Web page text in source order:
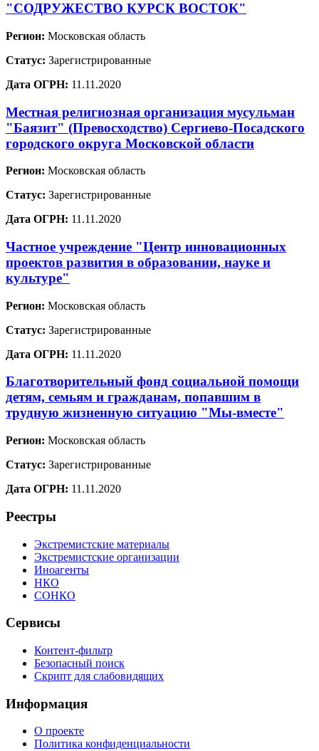
"СОДРУЖЕСТВО КУРСК ВОСТОК"
Регион: Московская область
Статус: Зарегистрированные
Дата ОГРН: 11.11.2020
Местная религиозная организация мусульман
"Баязит" (Превосходство) Сергиево-Посадского
городского округа Московской области
Регион: Московская область
Статус: Зарегистрированные
Дата ОГРН: 11.11.2020
Частное учреждение "Центр инновационных
проектов развития в образовании, науке и
культуре"
Регион: Московская область
Статус: Зарегистрированные
Дата ОГРН: 11.11.2020
Благотворительный фонд социальной помощи
детям, семьям и гражданам, попавшим в
трудную жизненную ситуацию "Мы-вместе"
Регион: Московская область
Статус: Зарегистрированные
Дата ОГРН: 11.11.2020
Реестры
Экстремистские материалы
Экстремистские организации
Иноагенты
НКО
СОНКО
Сервисы
Контент-фильтр
Безопасный поиск
Скрипт для слабовидящих
Информация
О проекте
Политика конфиденциальности